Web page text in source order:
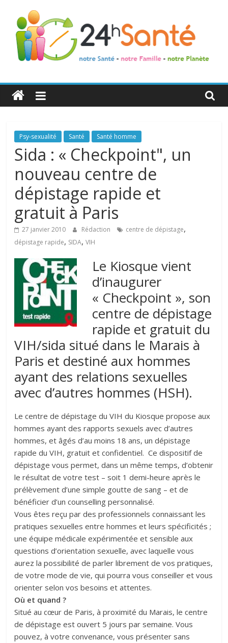
24h
Santé
La
santé
de
toute
famille
Psy-sexualité Santé Santé homme
Sida : « Checkpoint", un
nouveau centre de
dépistage rapide et
gratuit à Paris
27 janvier 2010 Rédaction centre de dépistage,
dépistage rapide, SIDA,VIH
Le Kiosque vient
d’inaugurer
« Checkpoint », son
centre de dépistage
rapide et gratuit du
VIH/sida situé dans le Marais à
Paris et destiné aux hommes
ayant des relations sexuelles
avec d’autres hommes (HSH).
Le centre de dépistage du VIH du Kiosque propose aux
hommes ayant des rapports sexuels avec d’autres
hommes, et âgés d’au moins 18 ans, un dépistage
rapide du VIH, gratuit et confidentiel. Ce dispositif de
dépistage vous permet, dans un même temps, d’obtenir
le résultat de votre test – soit 1 demi-heure après le
prélèvement d’une simple goutte de sang – et de
bénéficier d’un counselling personnalisé.
Vous êtes reçu par des professionnels connaissant les
pratiques sexuelles entre hommes et leurs spécificités ;
une équipe médicale expérimentée et sensible aux
questions d’orientation sexuelle, avec laquelle vous
aurez la possibilité de parler librement de vos pratiques,
de votre mode de vie, qui pourra vous conseiller et vous
orienter selon vos besoins et attentes.
Où et quand ?
Situé au cœur de Paris, à proximité du Marais, le centre
de dépistage est ouvert 5 jours par semaine. Vous
pouvez, à votre convenance, vous présenter sans